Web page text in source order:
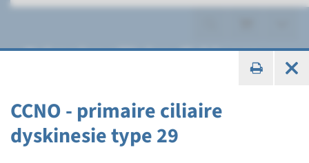
CCNO - primaire ciliaire
dyskinesie type 29
Primaire ciliaire diskinese
Gen